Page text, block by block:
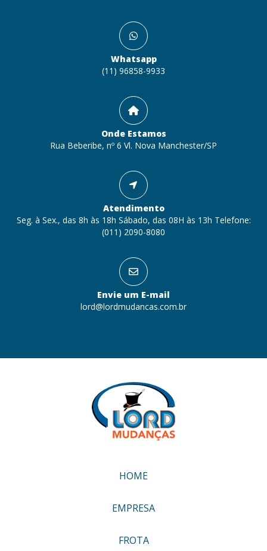
Whatsapp
(11) 96858-9933
Onde Estamos
Rua Beberibe, nº 6 Vl. Nova Manchester/SP
Atendimento
Seg. à Sex., das 8h às 18h Sábado, das 08H às 13h Telefone:
(011) 2090-8080
Envie um E-mail
lord@lordmudancas.com.br
HOME
EMPRESA
FROTA